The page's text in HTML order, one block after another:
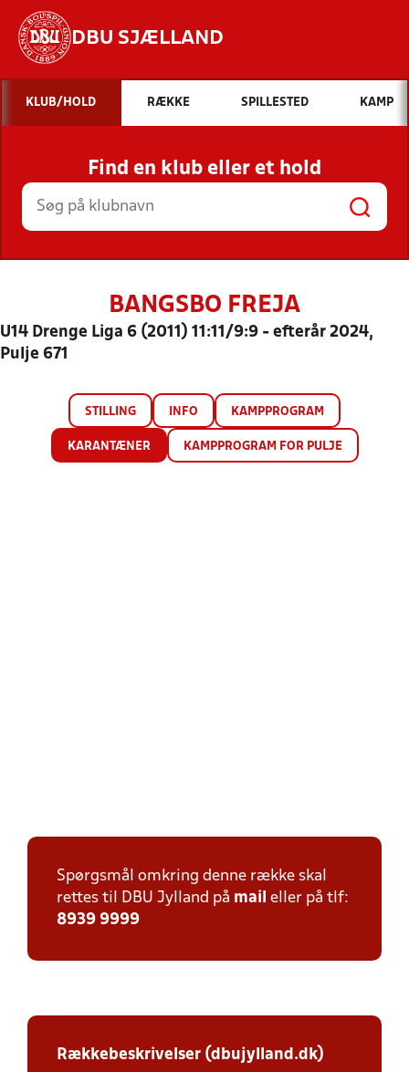
DBU SJÆLLAND
Hvad vil du søge efter?
INDHOLD OG NYHEDER
STILLINGER, RESULTATER, KLUBBER OG
HOLD
KLUB/HOLD RÆKKE SPILLESTED KAMP
Find en klub eller et hold
BANGSBO FREJA
U14 Drenge Liga 6 (2011) 11:11/9:9 - efterår 2024,
Pulje 671
STILLING INFO KAMPPROGRAM
KARANTÆNER KAMPPROGRAM FOR PULJE
Spørgsmål omkring denne række skal
rettes til DBU Jylland på mail eller på tlf:
8939 9999
Rækkebeskrivelser (dbujylland.dk)